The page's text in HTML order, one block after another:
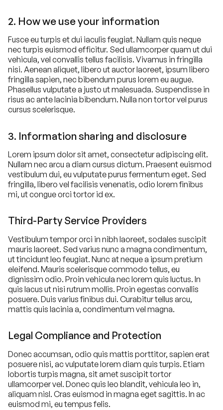
2. How we use your information
Fusce eu turpis et dui iaculis feugiat. Nullam quis neque
nec turpis euismod efficitur. Sed ullamcorper quam ut dui
vehicula, vel convallis tellus facilisis. Vivamus in fringilla
nisi. Aenean aliquet, libero ut auctor laoreet, ipsum libero
fringilla sapien, nec bibendum purus lorem eu augue.
Phasellus vulputate a justo ut malesuada. Suspendisse in
risus ac ante lacinia bibendum. Nulla non tortor vel purus
cursus scelerisque.
3. Information sharing and disclosure
Lorem ipsum dolor sit amet, consectetur adipiscing elit.
Nullam nec arcu a diam cursus dictum. Praesent euismod
vestibulum dui, eu vulputate purus fermentum eget. Sed
fringilla, libero vel facilisis venenatis, odio lorem finibus
mi, ut congue orci tortor id ex.
Third-Party Service Providers
Vestibulum tempor orci in nibh laoreet, sodales suscipit
mauris laoreet. Sed varius nunc a magna condimentum,
ut tincidunt leo feugiat. Nunc at neque a ipsum pretium
eleifend. Mauris scelerisque commodo tellus, eu
dignissim odio. Proin vehicula nec lorem quis luctus. In
quis lacus ut nisi rutrum mollis. Proin egestas convallis
posuere. Duis varius finibus dui. Curabitur tellus arcu,
mattis quis lacinia a, condimentum vel magna.
Legal Compliance and Protection
Donec accumsan, odio quis mattis porttitor, sapien erat
posuere nisi, ac vulputate lorem diam quis turpis. Etiam
lobortis turpis magna, sit amet suscipit tortor
ullamcorper vel. Donec quis leo blandit, vehicula leo in,
aliquam nisl. Cras euismod in magna eget sagittis. In ac
euismod mi, eu tempus felis.